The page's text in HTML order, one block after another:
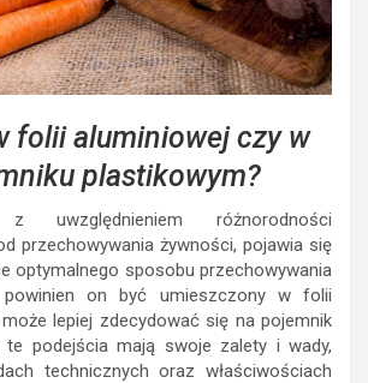
folii aluminiowej czy w
plastikowym?
z uwzględnieniem różnorodności
przechowywania żywności, pojawia się
optymalnego sposobu przechowywania
on być umieszczony w folii
lepiej zdecydować się na pojemnik
te podejścia mają swoje zalety i wady,
technicznych oraz właściwościach